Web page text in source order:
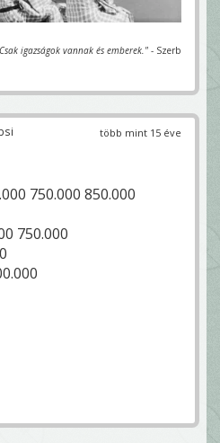
igazságok vannak és emberek." - Szerb
több mint 15 éve
750.000 850.000
750.000